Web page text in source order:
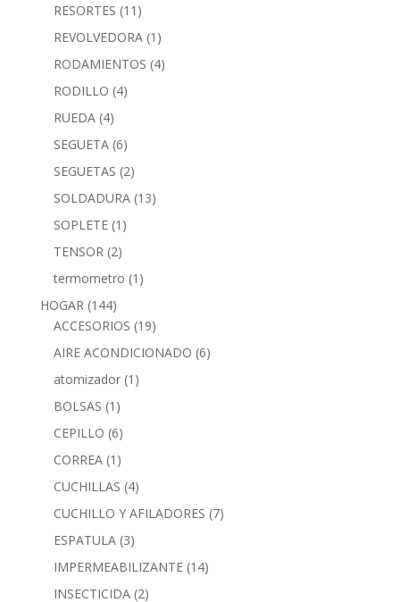
RESORTES (11)
REVOLVEDORA (1)
RODAMIENTOS (4)
RODILLO (4)
RUEDA (4)
SEGUETA (6)
SEGUETAS (2)
SOLDADURA (13)
SOPLETE (1)
TENSOR (2)
termometro (1)
HOGAR (144)
ACCESORIOS (19)
AIRE ACONDICIONADO (6)
atomizador (1)
BOLSAS (1)
CEPILLO (6)
CORREA (1)
CUCHILLAS (4)
CUCHILLO Y AFILADORES (7)
ESPATULA (3)
IMPERMEABILIZANTE (14)
INSECTICIDA (2)